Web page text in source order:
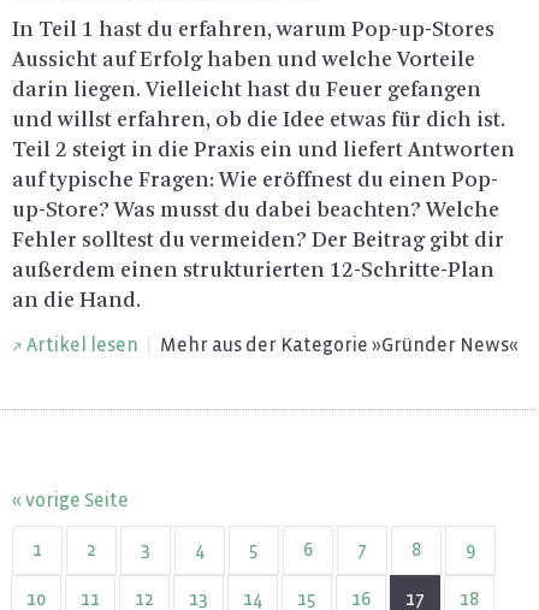
In Teil 1 hast du er­fah­ren, warum Pop-up-Stores
Aus­sicht auf Er­folg haben und wel­che Vor­tei­le
darin lie­gen. Viel­leicht hast du Feuer ge­fan­gen
und willst er­fah­ren, ob die Idee etwas für dich ist.
Teil 2 steigt in die Pra­xis ein und lie­fert Ant­wor­ten
auf ty­pi­sche Fra­gen: Wie er­öff­nest du einen Pop-
up-Store? Was musst du dabei be­ach­ten? Wel­che
Feh­ler soll­test du ver­mei­den? Der Bei­trag gibt dir
au­ßer­dem einen struk­tu­rier­ten 12-Schrit­te-Plan
an die Hand.
Ar­ti­kel lesen Mehr aus der Ka­te­go­rie »Grün­der News«
« vorige Seite
1 2 3 4 5 6 7 8 9
10 11 12 13 14 15 16 17 18